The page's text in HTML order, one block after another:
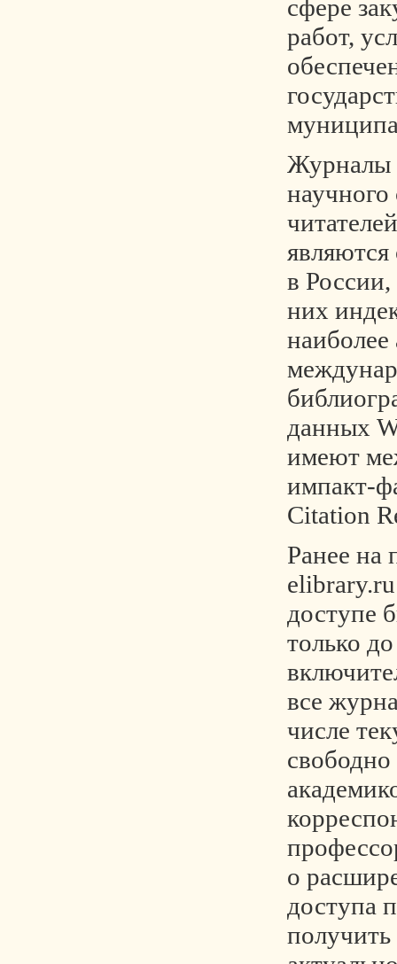
сфере
работ,
в
них
наиболее
данных
имеют
импакт-
Citation
Ранее на
доступе
только
все
числе
о
доступа
получить